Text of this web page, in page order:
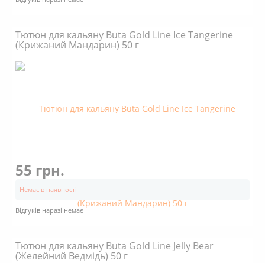
Тютюн для кальяну Buta Gold Line Ice Tangerine
(Крижаний Мандарин) 50 г
55 грн.
Немає в наявності
Відгуків наразі немає
Тютюн для кальяну Buta Gold Line Jelly Bear
(Желейний Ведмідь) 50 г